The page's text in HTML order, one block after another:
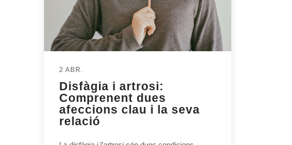
2 ABR.
Disfàgia i artrosi:
Comprenent dues
afeccions clau i la seva
relació